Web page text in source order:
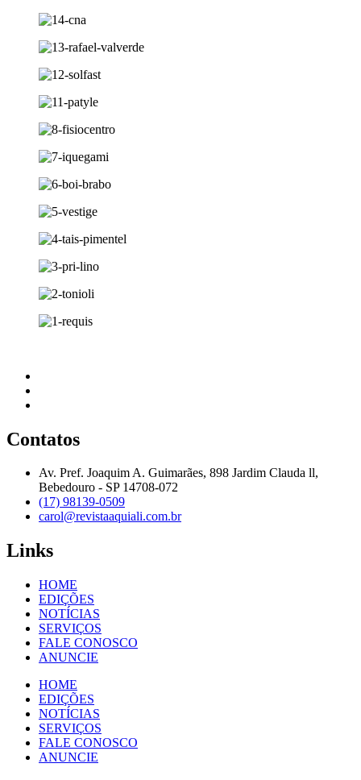
Contatos
Av. Pref. Joaquim A. Guimarães, 898 Jardim Clauda ll,
Bebedouro - SP 14708-072
(17) 98139-0509
carol@revistaaquiali.com.br
Links
HOME
EDIÇÕES
NOTÍCIAS
SERVIÇOS
FALE CONOSCO
ANUNCIE
HOME
EDIÇÕES
NOTÍCIAS
SERVIÇOS
FALE CONOSCO
ANUNCIE